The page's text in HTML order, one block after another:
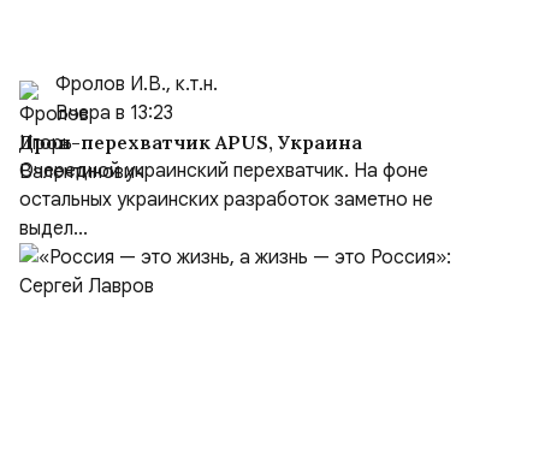
Фролов И.В., к.т.н.
Вчера в 13:23
Дрон-перехватчик APUS, Украина
Очередной украинский перехватчик. На фоне
остальных украинских разработок заметно не
выдел...